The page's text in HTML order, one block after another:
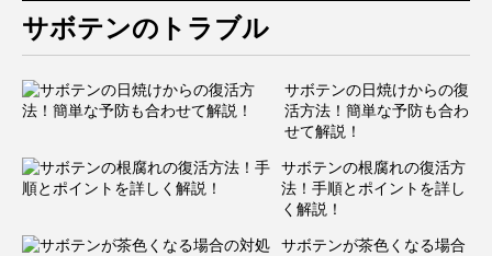
サボテンのトラブル
サボテンの日焼けからの復
活方法！簡単な予防も合わ
せて解説！
サボテンの根腐れの復活方
法！手順とポイントを詳し
く解説！
サボテンが茶色くなる場合